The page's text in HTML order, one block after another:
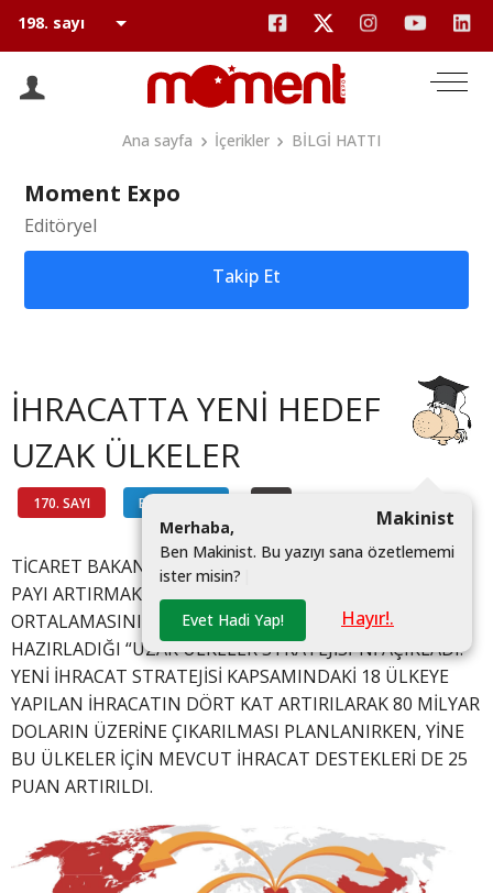
Ana sayfa İçerikler BİLGİ HATTI
Moment Expo
Editöryel
Takip Et
İHRACATTA YENİ HEDEF
UZAK ÜLKELER
170. SAYI BİLGİ HATTI
Makinist
Merhaba,
Ben Makinist. Bu yazıyı sana özetlememi
ister misin?
Evet Hadi Yap! Hayır!.
TİCARET BAKANLIĞI, KÜRESEL TİCARETTEN ALINAN
PAYI ARTIRMAK VE İHRACAT MENZİLİNİ DÜNYA
ORTALAMASININ ÜZERİNDE ÇIKARMAK İÇİN
HAZIRLADIĞI “UZAK ÜLKELER STRATEJİSİ”Nİ AÇIKLADI.
YENİ İHRACAT STRATEJİSİ KAPSAMINDAKİ 18 ÜLKEYE
YAPILAN İHRACATIN DÖRT KAT ARTIRILARAK 80 MİLYAR
DOLARIN ÜZERİNE ÇIKARILMASI PLANLANIRKEN, YİNE
BU ÜLKELER İÇİN MEVCUT İHRACAT DESTEKLERİ DE 25
PUAN ARTIRILDI.